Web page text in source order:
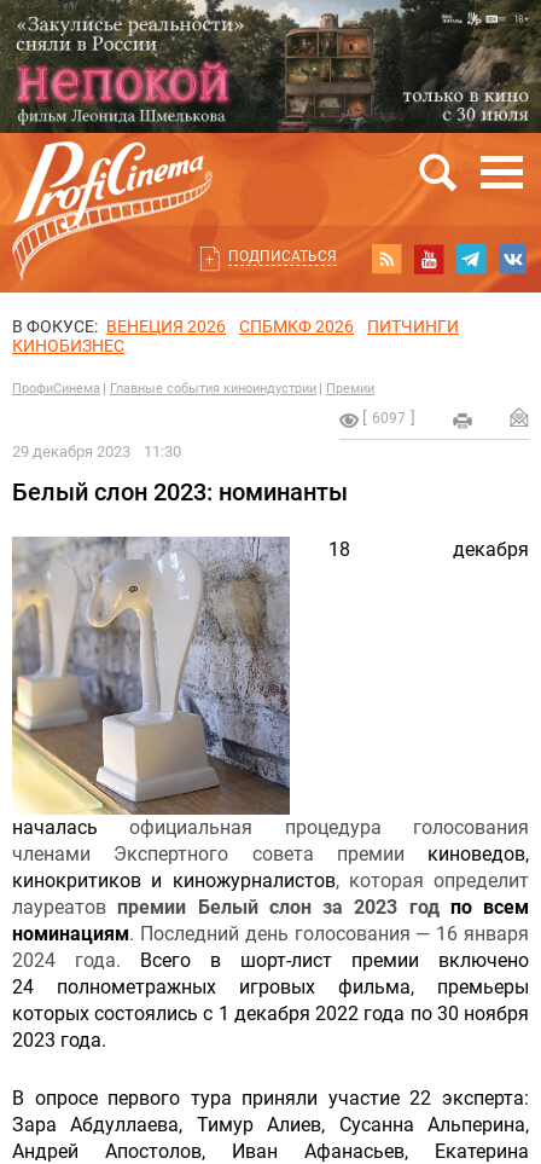
ПОДПИСАТЬСЯ
В ФОКУСЕ: ВЕНЕЦИЯ 2026 СПБМКФ 2026
ПИТЧИНГИ
КИНОБИЗНЕС
ПрофиСинема Главные события киноиндустрии Премии
6097
29 декабря 2023 11:30
Белый слон 2023: номинанты
18 декабря
началась официальная процедура голосования
членами Экспертного совета премии киноведов,
кинокритиков и киножурналистов, которая определит
лауреатов премии Белый слон за 2023 годпо всем
номинациям. Последний день голосования — 16 января
2024 года.
Всего в шорт-лист премии включено
24 полнометражных игровых фильма, премьеры
которых состоялись с 1 декабря 2022 года по 30 ноября
2023 года.
В опросе первого тура приняли участие 22 эксперта:
Зара Абдуллаева, Тимур Алиев, Сусанна Альперина,
Андрей Апостолов, Иван Афанасьев, Екатерина